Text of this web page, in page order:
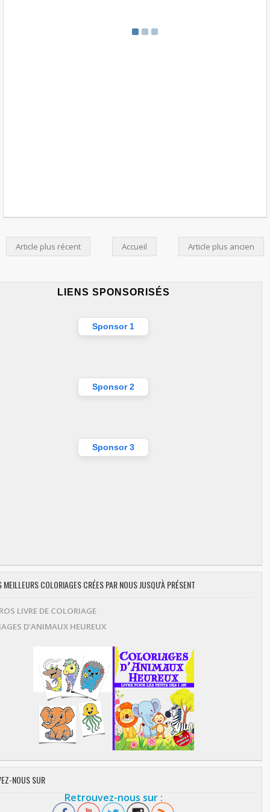
Article plus récent Article plus ancien
Accueil
LIENS SPONSORISÉS
Sponsor 1
Sponsor 2
Sponsor 3
MEILLEURS COLORIAGES CRÉES PAR NOUS JUSQU'À PRÉSENT
LIVRE DE COLORIAGE
D'ANIMAUX HEUREUX
NOUS SUR
Retrouvez-nous sur :